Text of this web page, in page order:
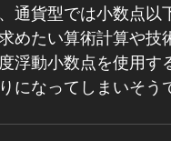
通貨型では小数点
めたい算術計算や技
浮動小数点を使用
になってしまいそう